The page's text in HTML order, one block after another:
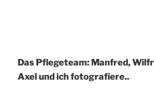
Das Pflegeteam: Manfred,
Axel und ich fotografiere..